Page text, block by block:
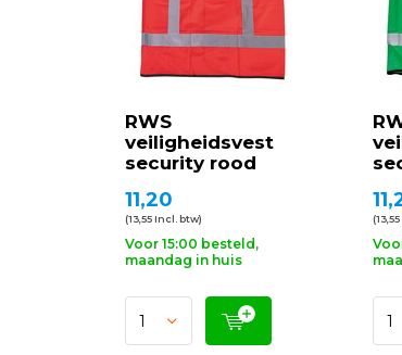
RWS
veiligheidsvest
security rood
11,20
(13,55 Incl. btw)
Voor 15:00 besteld,
maandag in huis